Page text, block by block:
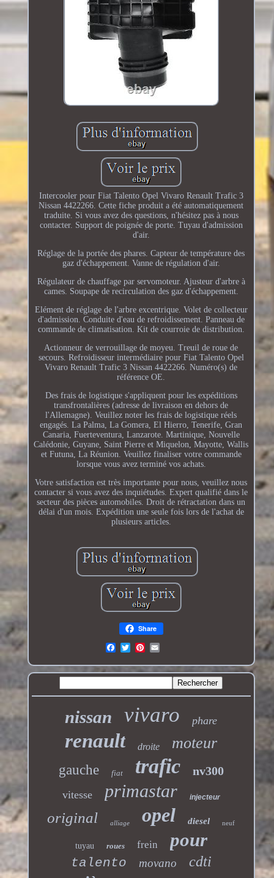
Intercooler pour Fiat Talento Opel Vivaro Renault Trafic 3
Nissan 4422266. Cette fiche produit a été automatiquement
traduite. Si vous avez des questions, n'hésitez pas à nous
contacter. Support de poignée de porte. Tuyau d'admission
d'air.
Réglage de la portée des phares. Capteur de température des
gaz d'échappement. Vanne de régulation d'air.
Régulateur de chauffage par servomoteur. Ajusteur d'arbre à
cames. Soupape de recirculation des gaz d'échappement.
Elément de réglage de l'arbre excentrique. Volet de collecteur
d'admission. Conduite d'eau de refroidissement. Panneau de
commande de climatisation. Kit de courroie de distribution.
Actionneur de verrouillage de moyeu. Treuil de roue de
secours. Refroidisseur intermédiaire pour Fiat Talento Opel
Vivaro Renault Trafic 3 Nissan 4422266. Numéro(s) de
référence OE.
Des frais de logistique s'appliquent pour les expéditions
transfrontalières (adresse de livraison en dehors de
l'Allemagne). Veuillez noter les frais de logistique réels
engagés. La Palma, La Gomera, El Hierro, Tenerife, Gran
Canaria, Fuerteventura, Lanzarote. Martinique, Nouvelle
Calédonie, Guyane, Saint Pierre et Miquelon, Mayotte, Wallis
et Futuna, La Réunion. Veuillez finaliser votre commande
lorsque vous avez terminé vos achats.
Votre satisfaction est très importante pour nous, veuillez nous
contacter si vous avez des inquiétudes. Expert qualifié dans le
secteur des pièces automobiles. Droit de rétractation dans un
délai d'un mois. Expédition une seule fois lors de l'achat de
plusieurs articles.
Share
nissan vivaro phare
renault droite moteur
gauche fiat trafic nv300
vitesse primastar injecteur
original alliage opel diesel neuf
tuyau roues frein pour
talento movano cdti